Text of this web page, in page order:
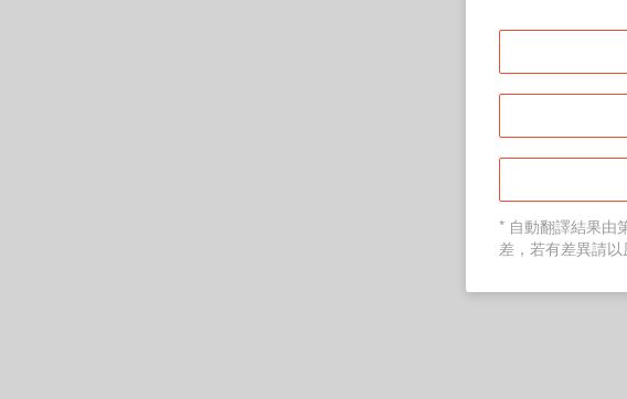
* 自動翻譯結果由
差，若有差異請以